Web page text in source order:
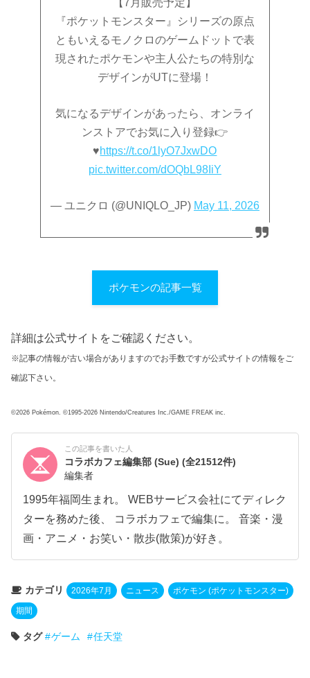
【7月販売予定】
『ポケットモンスター』シリーズの原点
ともいえるモノクロのゲームドットで表
現されたポケモンや主人公たちの特別な
デザインがUTに登場！
気になるデザインがあったら、オンライ
ンストアでお気に入り登録👉
♥️https://t.co/1lyO7JxwDO
pic.twitter.com/dOQbL98IiY
— ユニクロ (@UNIQLO_JP) May 11, 2026
ポケモンの記事一覧
詳細は公式サイトをご確認ください。
※記事の情報が古い場合がありますのでお手数ですが公式サイトの情報をご
確認下さい。
©2026 Pokémon. ©1995-2026 Nintendo/Creatures Inc./GAME FREAK inc.
この記事を書いた人
コラボカフェ編集部 (Sue)(全21512件)
編集者
1995年福岡生まれ。 WEBサービス会社にてディレク
ターを務めた後、 コラボカフェで編集に。 音楽・漫
画・アニメ・お笑い・散歩(散策)が好き。
カテゴリ 2026年7月 ニュース ポケモン (ポケットモンスター)
期間
タグ ゲーム 任天堂